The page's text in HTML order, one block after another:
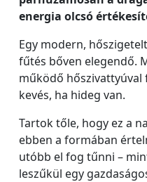
energia olcsó
Egy modern,
fűtés bőven elegendő.
működő hőszivattyúval
kevés, ha hideg van.
Tartok tőle, hogy ez a
ebben a formában
utóbb el fog tűnni –
leszűkül egy